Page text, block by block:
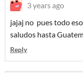
3 years ago
jajaj no pues todo
saludos hasta
Reply